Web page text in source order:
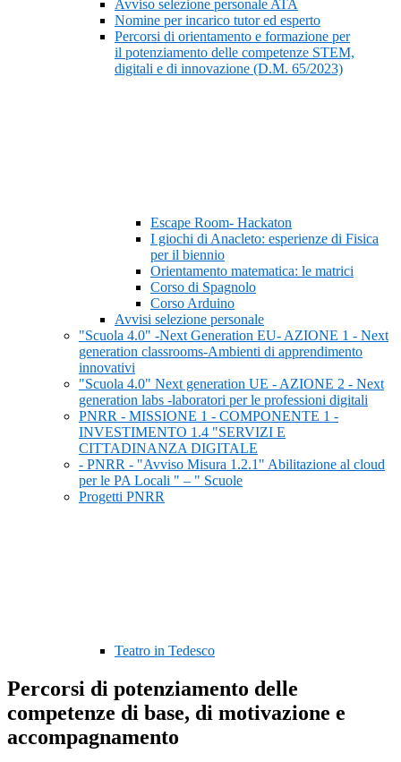
Avviso selezione personale ATA
Nomine per incarico tutor ed esperto
Percorsi di orientamento e formazione per
il potenziamento delle competenze STEM,
digitali e di innovazione (D.M. 65/2023)
Escape Room- Hackaton
I giochi di Anacleto: esperienze di Fisica
per il biennio
Orientamento matematica: le matrici
Corso di Spagnolo
Corso Arduino
Avvisi selezione personale
"Scuola 4.0" -Next Generation EU- AZIONE 1 - Next
generation classrooms-Ambienti di apprendimento
innovativi
"Scuola 4.0" Next generation UE - AZIONE 2 - Next
generation labs -laboratori per le professioni digitali
PNRR - MISSIONE 1 - COMPONENTE 1 -
INVESTIMENTO 1.4 "SERVIZI E
CITTADINANZA DIGITALE
- PNRR - "Avviso Misura 1.2.1" Abilitazione al cloud
per le PA Locali " – " Scuole
Progetti PNRR
Teatro in Tedesco
Percorsi di potenziamento delle
competenze di base, di motivazione e
accompagnamento